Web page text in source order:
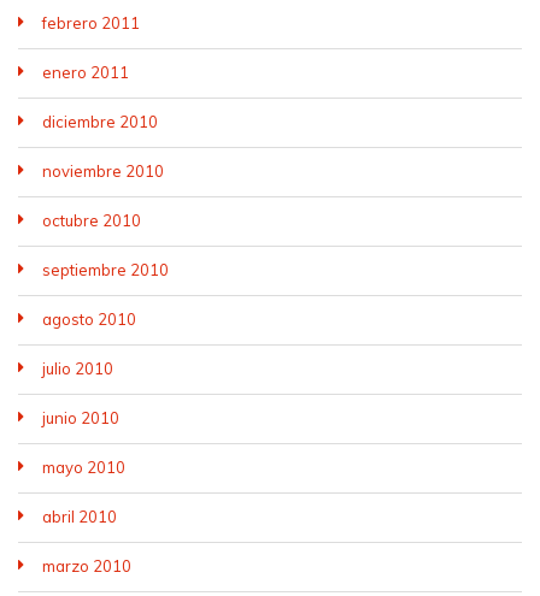
febrero 2011
enero 2011
diciembre 2010
noviembre 2010
octubre 2010
septiembre 2010
agosto 2010
julio 2010
junio 2010
mayo 2010
abril 2010
marzo 2010